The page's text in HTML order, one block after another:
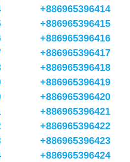
+886965396414
+886965396415
+886965396416
+886965396417
+886965396418
+886965396419
+886965396420
+886965396421
+886965396422
+886965396423
+886965396424